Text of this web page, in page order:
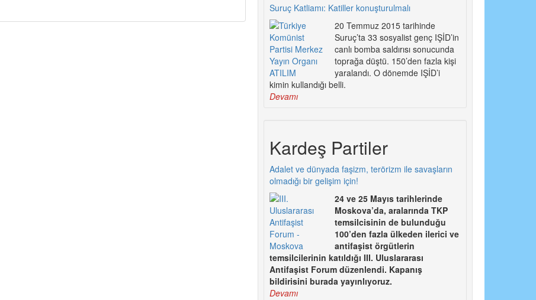
Suruç Katliamı: Katiller konuşturulmalı
20 Temmuz 2015 tarihinde
Suruç’ta 33 sosyalist genç IŞİD’in
canlı bomba saldırısı sonucunda
toprağa düştü. 150’den fazla kişi
yaralandı. O dönemde IŞİD’i
kimin kullandığı belli.
Devamı
Kardeş Partiler
Adalet ve dünyada faşizm, terörizm ile savaşların
olmadığı bir gelişim için!
24 ve 25 Mayıs tarihlerinde
Moskova’da, aralarında TKP
temsilcisinin de bulunduğu
100’den fazla ülkeden ilerici ve
antifaşist örgütlerin
temsilcilerinin katıldığı III. Uluslararası
Antifaşist Forum düzenlendi. Kapanış
bildirisini burada yayınlıyoruz.
Devamı